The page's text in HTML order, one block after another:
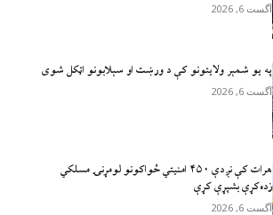
آگست 6, 2026
په یو شمېر ولایتونو کې د ورښت او سېلابونو اټکل شوی
آگست 6, 2026
هرات کې نږدې ۴۵۰ امنيتي ځواکونو لومړنۍ مسلکي
زده‌کړې بشپړې کړې
آگست 6, 2026